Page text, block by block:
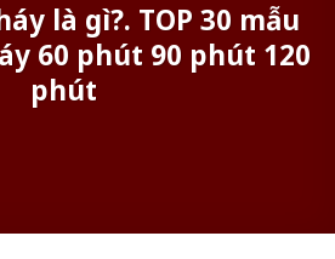
là gì?. TOP 30 mẫu
60 phút 90 phút 120
phút